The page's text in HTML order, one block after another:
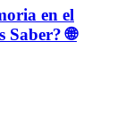
en el
🌐